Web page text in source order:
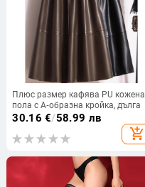
Плюс размер кафява PU кожена
пола с А‑образна кройка, дълга
30.16 €/58.99 лв
add_shopping_cart